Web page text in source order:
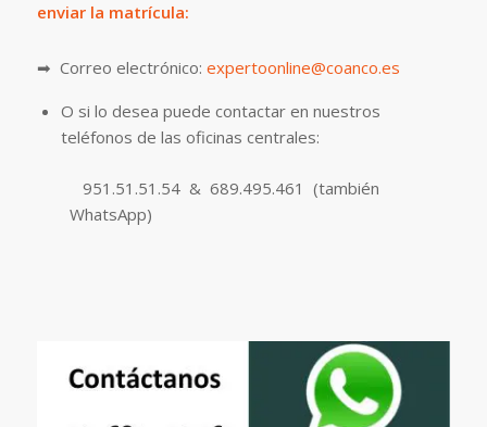
enviar la matrícula:
➡ Correo electrónico: expertoonline@coanco.es
O si lo desea puede contactar en nuestros
teléfonos de las oficinas centrales:
951.51.51.54 & 689.495.461 (también
WhatsApp)